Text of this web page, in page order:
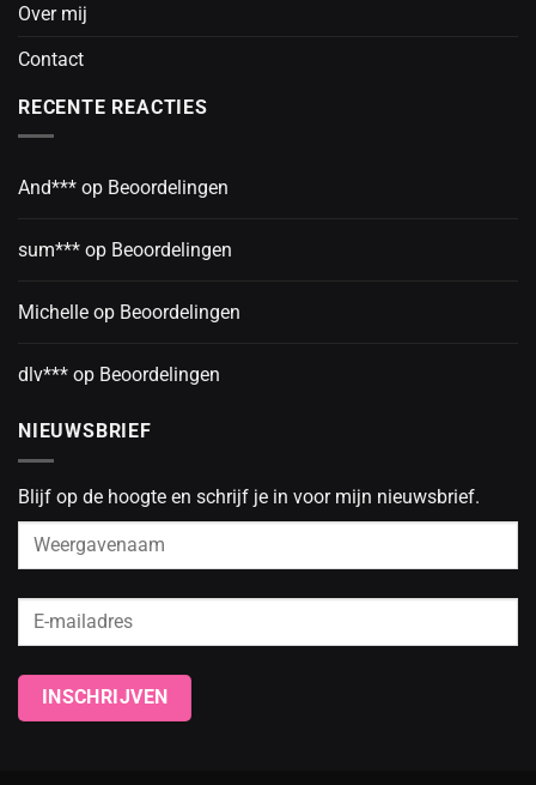
Over mij
Contact
RECENTE REACTIES
And*** op Beoordelingen
sum*** op Beoordelingen
Michelle op Beoordelingen
dlv*** op Beoordelingen
NIEUWSBRIEF
Blijf op de hoogte en schrijf je in voor mijn nieuwsbrief.